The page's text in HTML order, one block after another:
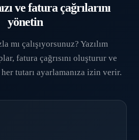
ve fatura çağrılarını
yönetin
mı çalışıyorsunuz? Yazılım
fatura çağrısını oluşturur ve
tutarı ayarlamanıza izin verir.